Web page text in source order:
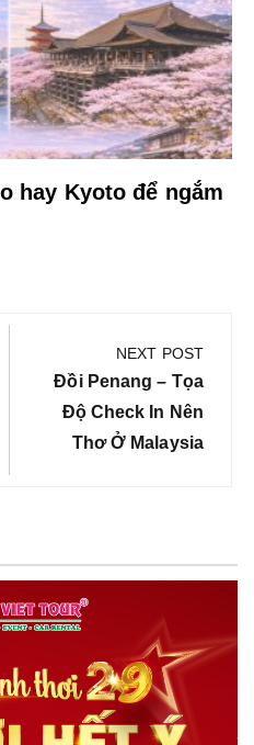
hay Kyoto để ngắm
NEXT POST
Next
Post:
Đồi Penang – Tọa
Độ Check In Nên
Thơ Ở Malaysia